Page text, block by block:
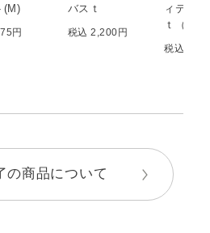
(M)
円
バスｔ
税込 2,200円
ィテー
ｔ（Ｌ）
税込
の商品について